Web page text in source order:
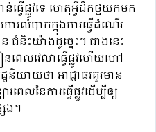
វើផ្លូវទេ ហេតុអ្វីដឹកថ្មយកមក
ារលំបាកក្នុងការធ្វើដំណើរ
និះយ៉ាងដូច្នេះ។ ជាងនេះ
ពេលវេលាធ្វើផ្លូវហើយហៅ
យាយថា អាជ្ញាធរគួរមាន
លនៃការធ្វើផ្លូវដើម្បីឲ្យ
ង។